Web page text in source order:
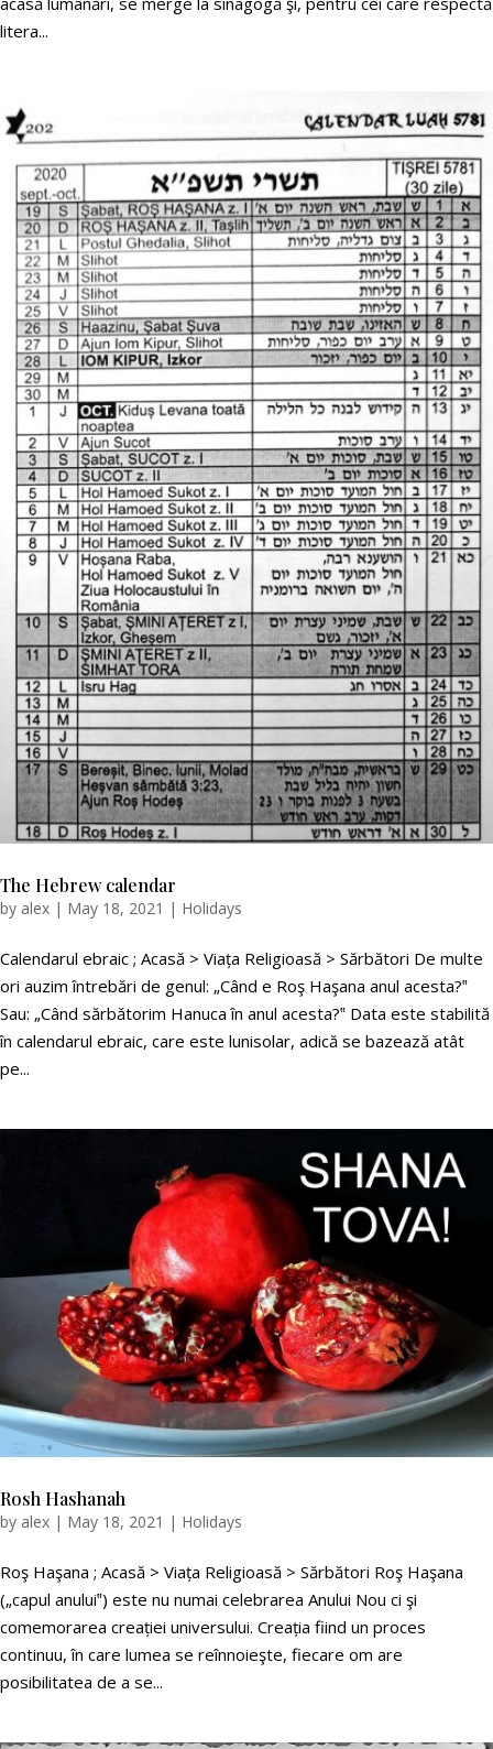
litera...
The Hebrew calendar
by alex | May 18, 2021 | Holidays
Calendarul ebraic ; Acasă > Viața Religioasă > Sărbători De multe
ori auzim întrebări de genul: „Când e Roş Haşana anul acesta?‟
Sau: „Când sărbătorim Hanuca în anul acesta?‟ Data este stabilită
în calendarul ebraic, care este lunisolar, adică se bazează atât
pe...
Rosh Hashanah
by alex | May 18, 2021 | Holidays
Roş Haşana ; Acasă > Viața Religioasă > Sărbători Roş Haşana
(„capul anului‟) este nu numai celebrarea Anului Nou ci şi
comemorarea creației universului. Creația fiind un proces
continuu, în care lumea se reînnoieşte, fiecare om are
posibilitatea de a se...